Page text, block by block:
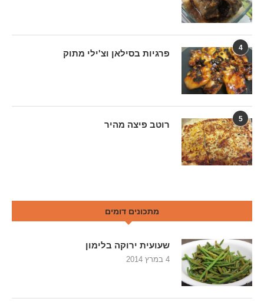
4
פרגיות בסילאן וצ'ילי מתוק
5
רוטב פיצה מהיר
מתכונים דומים
שעועית ירוקה בלימון
4 במרץ 2014